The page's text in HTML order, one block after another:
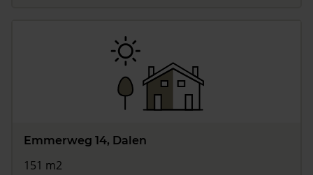
Emmerweg 14, Dalen
151 m2